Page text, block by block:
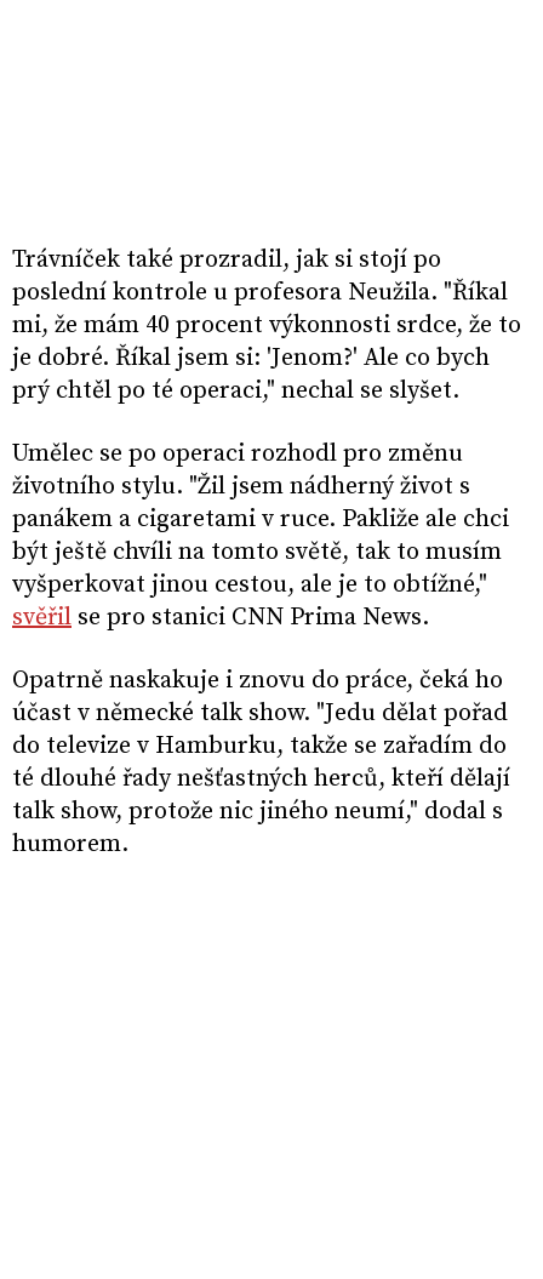
Trávníček také prozradil, jak si stojí po
poslední kontrole u profesora Neužila. "Říkal
mi, že mám 40 procent výkonnosti srdce, že to
je dobré. Říkal jsem si: 'Jenom?' Ale co bych
prý chtěl po té operaci," nechal se slyšet.
Umělec se po operaci rozhodl pro změnu
životního stylu. "Žil jsem nádherný život s
panákem a cigaretami v ruce. Pakliže ale chci
být ještě chvíli na tomto světě, tak to musím
vyšperkovat jinou cestou, ale je to obtížné,"
svěřil se pro stanici CNN Prima News.
Opatrně naskakuje i znovu do práce, čeká ho
účast v německé talk show. "Jedu dělat pořad
do televize v Hamburku, takže se zařadím do
té dlouhé řady nešťastných herců, kteří dělají
talk show, protože nic jiného neumí," dodal s
humorem.